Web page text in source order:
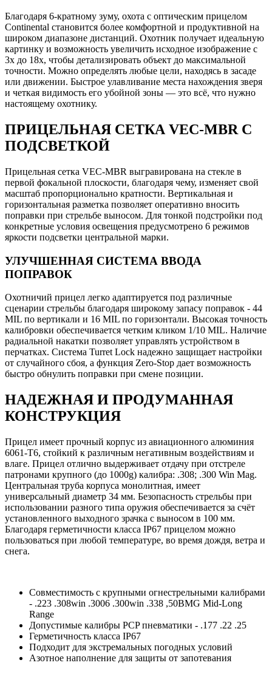
Благодаря 6-кратному зуму, охота с оптическим прицелом
Continental становится более комфортной и продуктивной на
широком диапазоне дистанций. Охотник получает идеальную
картинку и возможность увеличить исходное изображение с
3х до 18х, чтобы детализировать объект до максимальной
точности. Можно определять любые цели, находясь в засаде
или движении. Быстрое улавливание места нахождения зверя
и четкая видимость его убойной зоны — это всё, что нужно
настоящему охотнику.
ПРИЦЕЛЬНАЯ СЕТКА VEC-MBR С
ПОДСВЕТКОЙ
Прицельная сетка VEC-MBR выгравирована на стекле в
первой фокальной плоскости, благодаря чему, изменяет свой
масштаб пропорционально кратности. Вертикальная и
горизонтальная разметка позволяет оперативно вносить
поправки при стрельбе выносом. Для тонкой подстройки под
конкретные условия освещения предусмотрено 6 режимов
яркости подсветки центральной марки.
УЛУЧШЕННАЯ СИСТЕМА ВВОДА
ПОПРАВОК
Охотничий прицел легко адаптируется под различные
сценарии стрельбы благодаря широкому запасу поправок - 44
MIL по вертикали и 16 MIL по горизонтали. Высокая точность
калибровки обеспечивается четким кликом 1/10 MIL. Наличие
радиальной накатки позволяет управлять устройством в
перчатках. Система Turret Lock надежно защищает настройки
от случайного сбоя, а функция Zero-Stop дает возможность
быстро обнулить поправки при смене позиции.
НАДЕЖНАЯ И ПРОДУМАННАЯ
КОНСТРУКЦИЯ
Прицел имеет прочный корпус из авиационного алюминия
6061-T6, стойкий к различным негативным воздействиям и
влаге. Прицел отлично выдерживает отдачу при отстреле
патронами крупного (до 1000g) калибра: .308; .300 Win Mag.
Центральная труба корпуса монолитная, имеет
универсальный диаметр 34 мм. Безопасность стрельбы при
использовании разного типа оружия обеспечивается за счёт
установленного выходного зрачка с выносом в 100 мм.
Благодаря герметичности класса IP67 прицелом можно
пользоваться при любой температуре, во время дождя, ветра и
снега.
Совместимость с крупными огнестрельными калибрами
- .223 .308win .3006 .300win .338 ,50BMG Mid-Long
Range
Допустимые калибры PCP пневматики - .177 .22 .25
Герметичность класса IP67
Подходит для экстремальных погодных условий
Азотное наполнение для защиты от запотевания